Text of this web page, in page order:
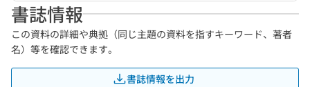
書誌情報
この資料の詳細や典拠（同じ主題の資料を指すキーワード、著者
名）等を確認できます。
書誌情報を出力